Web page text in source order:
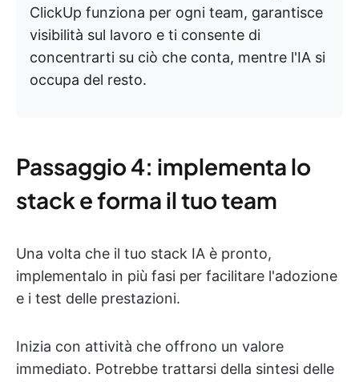
ClickUp funziona per ogni team, garantisce
visibilità sul lavoro e ti consente di
concentrarti su ciò che conta, mentre l'IA si
occupa del resto.
Passaggio 4: implementa lo
stack e forma il tuo team
Una volta che il tuo stack IA è pronto,
implementalo in più fasi per facilitare l'adozione
e i test delle prestazioni.
Inizia con attività che offrono un valore
immediato. Potrebbe trattarsi della sintesi delle